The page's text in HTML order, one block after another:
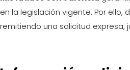
en la legislación vigente. Por ello,
remitiendo una solicitud expresa,